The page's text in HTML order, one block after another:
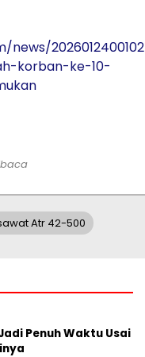
korban-ke-10-
Atr 42-500
Penuh Waktu Usai